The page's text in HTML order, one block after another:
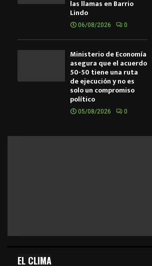
las llamas en Barrio
Lindo
06/08/2026 0
Ministerio de Economía
asegura que el acuerdo
50-50 tiene una ruta
de ejecución y no es
solo un compromiso
político
05/08/2026 0
EL CLIMA